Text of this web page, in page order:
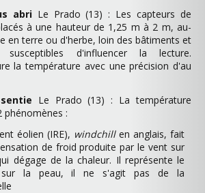
abriLe Prado (13) : Les capteurs de
à une hauteur de 1,25 m à 2 m, au-
en terre ou d'herbe, loin des bâtiments et
susceptibles d'influencer la lecture.
la température avec une précision d'au
Le Prado (13) : La température
phénomènes :
éolien (IRE), windchillen anglais, fait
de froid produite par le vent sur
dégage de la chaleur. Il représente le
sur la peau, il ne s'agit pas de la